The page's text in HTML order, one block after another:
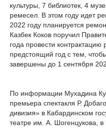
культуры, 7 библиотек, 4
ремесел. В этом году идет
2022 году планируется
Казбек Коков поручил
года провести
предстоящий год с тем,
завершены до 1 сентября
По информации Мухадина
премьера спектакля Р.
дивизия» в Кабардинском
театре им. А. Шогенцукова, в